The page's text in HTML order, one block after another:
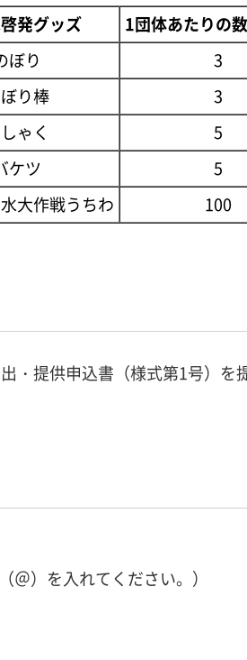
発グッズ 1団体あたりの
ぼり
3
り棒
3
ゃく
5
ケツ
5
大作戦うちわ
100
提供申込書（様式第1号）を
）を入れてください。）